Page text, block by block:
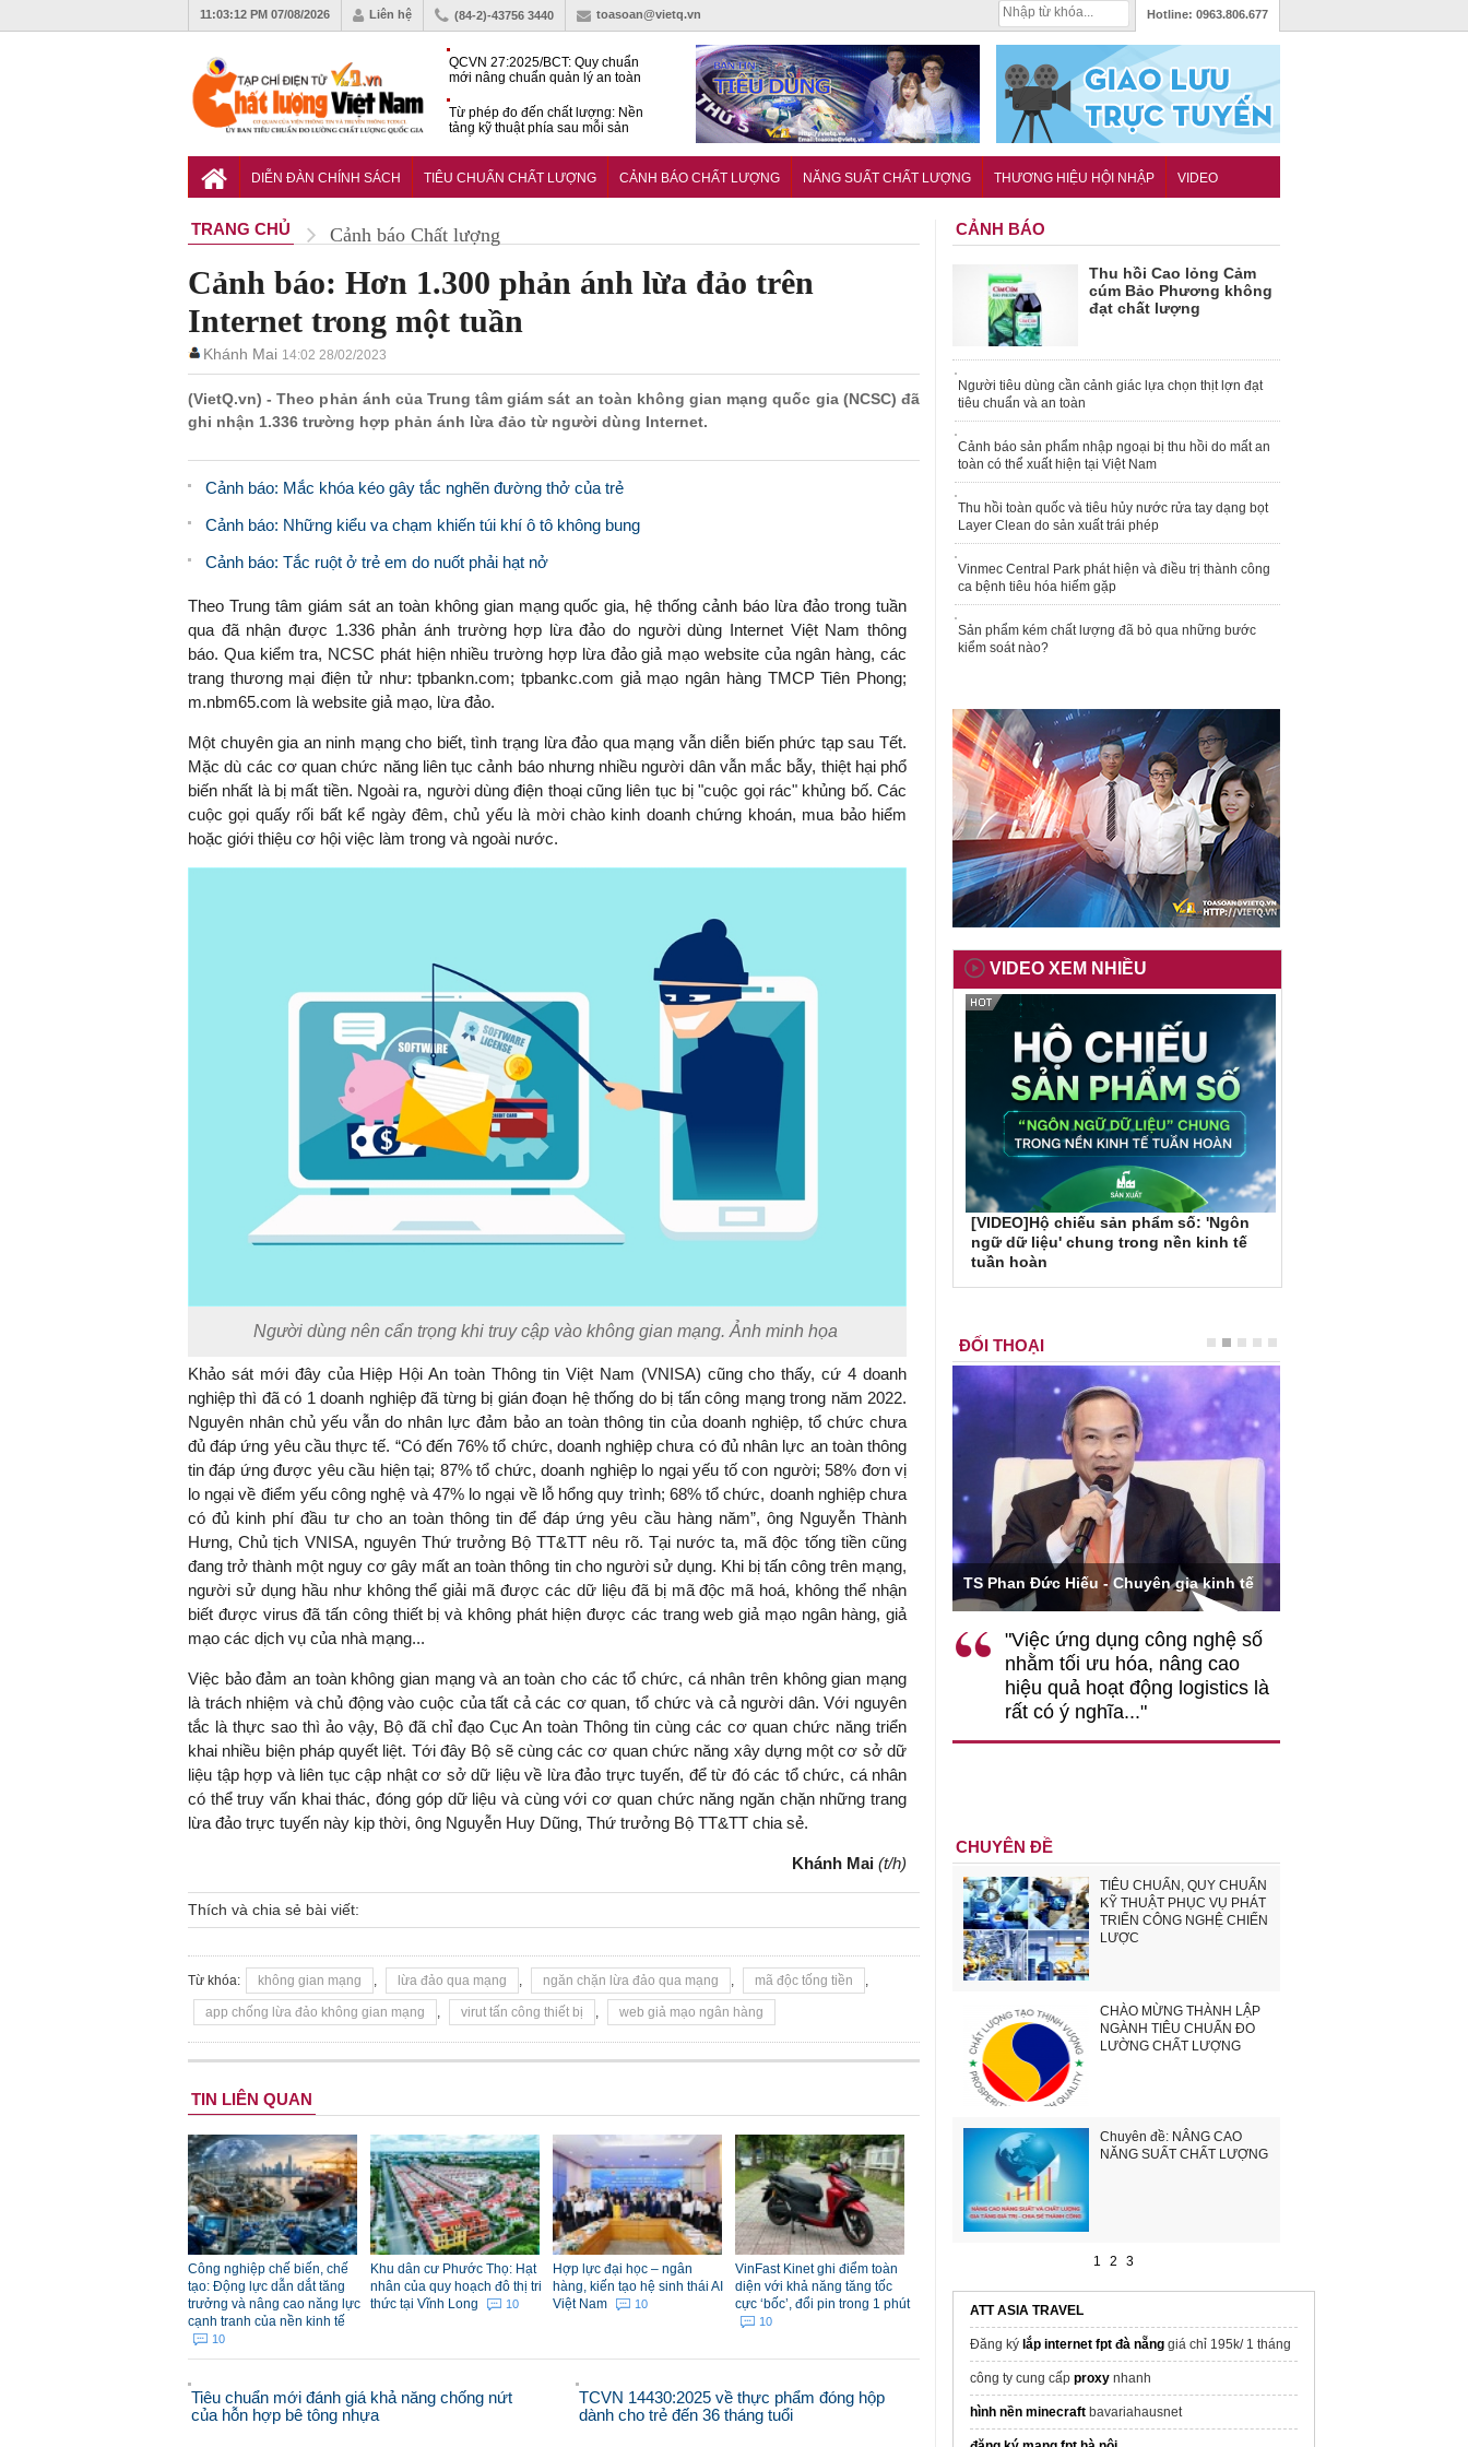
11:03:13 PM 07/08/2026 Liên hệ (84-2)-43756 3440 toasoan@vietq.vn Hotline: 0963.806.677
QCVN 27:2025/BCT: Quy chuẩn
mới nâng chuẩn quản lý an toàn
Từ phép đo đến chất lượng: Nền
tảng kỹ thuật phía sau mỗi sản
của quy hoạch đô thị tri thức tại
DIỄN ĐÀN CHÍNH SÁCH TIÊU CHUẨN CHẤT LƯỢNG CẢNH BÁO CHẤT LƯỢNG NĂNG SUẤT CHẤT LƯỢNG THƯƠNG HIỆU HỘI NHẬP VIDEO
TRANG CHỦ Cảnh báo Chất lượng
Cảnh báo: Hơn 1.300 phản ánh lừa đảo trên
Internet trong một tuần
Khánh Mai 14:02 28/02/2023
(VietQ.vn) - Theo phản ánh của Trung tâm giám sát an toàn không gian mạng quốc gia (NCSC) đã
ghi nhận 1.336 trường hợp phản ánh lừa đảo từ người dùng Internet.
Cảnh báo: Mắc khóa kéo gây tắc nghẽn đường thở của trẻ
Cảnh báo: Những kiểu va chạm khiến túi khí ô tô không bung
Cảnh báo: Tắc ruột ở trẻ em do nuốt phải hạt nở
Theo Trung tâm giám sát an toàn không gian mạng quốc gia, hệ thống cảnh báo lừa đảo trong tuần
qua đã nhận được 1.336 phản ánh trường hợp lừa đảo do người dùng Internet Việt Nam thông
báo. Qua kiểm tra, NCSC phát hiện nhiều trường hợp lừa đảo giả mạo website của ngân hàng, các
trang thương mại điện tử như: tpbankn.com; tpbankc.com giả mạo ngân hàng TMCP Tiên Phong;
m.nbm65.com là website giả mạo, lừa đảo.
Một chuyên gia an ninh mạng cho biết, tình trạng lừa đảo qua mạng vẫn diễn biến phức tạp sau Tết.
Mặc dù các cơ quan chức năng liên tục cảnh báo nhưng nhiều người dân vẫn mắc bẫy, thiệt hại phổ
biến nhất là bị mất tiền. Ngoài ra, người dùng điện thoại cũng liên tục bị "cuộc gọi rác" khủng bố. Các
cuộc gọi quấy rối bất kể ngày đêm, chủ yếu là mời chào kinh doanh chứng khoán, mua bảo hiểm
hoặc giới thiệu cơ hội việc làm trong và ngoài nước.
Người dùng nên cẩn trọng khi truy cập vào không gian mạng. Ảnh minh họa
Khảo sát mới đây của Hiệp Hội An toàn Thông tin Việt Nam (VNISA) cũng cho thấy, cứ 4 doanh
nghiệp thì đã có 1 doanh nghiệp đã từng bị gián đoạn hệ thống do bị tấn công mạng trong năm 2022.
Nguyên nhân chủ yếu vẫn do nhân lực đảm bảo an toàn thông tin của doanh nghiệp, tổ chức chưa
đủ đáp ứng yêu cầu thực tế. “Có đến 76% tổ chức, doanh nghiệp chưa có đủ nhân lực an toàn thông
tin đáp ứng được yêu cầu hiện tại; 87% tổ chức, doanh nghiệp lo ngại yếu tố con người; 58% đơn vị
lo ngại về điểm yếu công nghệ và 47% lo ngại về lỗ hổng quy trình; 68% tổ chức, doanh nghiệp chưa
có đủ kinh phí đầu tư cho an toàn thông tin để đáp ứng yêu cầu hàng năm”, ông Nguyễn Thành
Hưng, Chủ tịch VNISA, nguyên Thứ trưởng Bộ TT&TT nêu rõ. Tại nước ta, mã độc tống tiền cũng
đang trở thành một nguy cơ gây mất an toàn thông tin cho người sử dụng. Khi bị tấn công trên mạng,
người sử dụng hầu như không thể giải mã được các dữ liệu đã bị mã độc mã hoá, không thể nhận
biết được virus đã tấn công thiết bị và không phát hiện được các trang web giả mạo ngân hàng, giả
mạo các dịch vụ của nhà mạng...
Việc bảo đảm an toàn không gian mạng và an toàn cho các tổ chức, cá nhân trên không gian mạng
là trách nhiệm và chủ động vào cuộc của tất cả các cơ quan, tổ chức và cả người dân. Với nguyên
tắc là thực sao thì ảo vậy, Bộ đã chỉ đạo Cục An toàn Thông tin cùng các cơ quan chức năng triển
khai nhiều biện pháp quyết liệt. Tới đây Bộ sẽ cùng các cơ quan chức năng xây dựng một cơ sở dữ
liệu tập hợp và liên tục cập nhật cơ sở dữ liệu về lừa đảo trực tuyến, để từ đó các tổ chức, cá nhân
có thể truy vấn khai thác, đóng góp dữ liệu và cùng với cơ quan chức năng ngăn chặn những trang
lừa đảo trực tuyến này kịp thời, ông Nguyễn Huy Dũng, Thứ trưởng Bộ TT&TT chia sẻ.
Khánh Mai (t/h)
Thích và chia sẻ bài viết:
Từ khóa: không gian mạng lừa đảo qua mạng ngăn chặn lừa đảo qua mạng mã độc tống tiền
app chống lừa đảo không gian mạng virut tấn công thiết bị web giả mạo ngân hàng
TIN LIÊN QUAN
Công nghiệp chế biến, chế
tạo: Động lực dẫn dắt tăng
trưởng và nâng cao năng lực
cạnh tranh của nền kinh tế
10
Khu dân cư Phước Thọ: Hạt
nhân của quy hoạch đô thị tri
thức tại Vĩnh Long
10
Hợp lực đại học – ngân
hàng, kiến tạo hệ sinh thái AI
Việt Nam
10
VinFast Kinet ghi điểm toàn
diện với khả năng tăng tốc
cực ‘bốc’, đổi pin trong 1 phút
10
Tiêu chuẩn mới đánh giá khả năng chống nứt
của hỗn hợp bê tông nhựa
TCVN 14430:2025 về thực phẩm đóng hộp
dành cho trẻ đến 36 tháng tuổi
CẢNH BÁO
Thu hồi Cao lỏng Cảm
cúm Bảo Phương không
đạt chất lượng
Người tiêu dùng cần cảnh giác lựa chọn thịt lợn đạt
tiêu chuẩn và an toàn
Cảnh báo sản phẩm nhập ngoại bị thu hồi do mất an
toàn có thể xuất hiện tại Việt Nam
Thu hồi toàn quốc và tiêu hủy nước rửa tay dạng bọt
Layer Clean do sản xuất trái phép
Vinmec Central Park phát hiện và điều trị thành công
ca bệnh tiêu hóa hiếm gặp
Sản phẩm kém chất lượng đã bỏ qua những bước
kiểm soát nào?
VIDEO XEM NHIỀU
[VIDEO]Hộ chiếu sản phẩm số: 'Ngôn
ngữ dữ liệu' chung trong nền kinh tế
tuần hoàn
ĐỐI THOẠI
TS. Nguyễn Đức Độ - Phó Viện trưởng
Viện Kinh tế Tài chính
"Có rất nhiều việc phải làm
đang được tiến hành như tăng
đầu tư cho khoa học công
nghệ; ban hành các cơ chế
khuyến khích đổi mới sáng tạo,
khởi nghiệp..."
nghĩa hỗ trợ ngắn hạn mà còn
đóng vai trò tạo nền tảng cho
tăng trưởng bền vững dài hạn.
TS Phan Đức Hiếu - Chuyên gia kinh tế
"Việc ứng dụng công nghệ số
nhằm tối ưu hóa, nâng cao
hiệu quả hoạt động logistics là
rất có ý nghĩa..."
CHUYÊN ĐỀ
TIÊU CHUẨN, QUY CHUẨN
KỸ THUẬT PHỤC VỤ PHÁT
TRIỂN CÔNG NGHỆ CHIẾN
LƯỢC
CHÀO MỪNG THÀNH LẬP
NGÀNH TIÊU CHUẨN ĐO
LƯỜNG CHẤT LƯỢNG
Chuyên đề: NÂNG CAO
NĂNG SUẤT CHẤT LƯỢNG
1 2 3
ATT ASIA TRAVEL
Đăng ký lắp internet fpt đà nẵng giá chỉ 195k/ 1 tháng
công ty cung cấp proxy nhanh
hình nền minecraft bavariahausnet